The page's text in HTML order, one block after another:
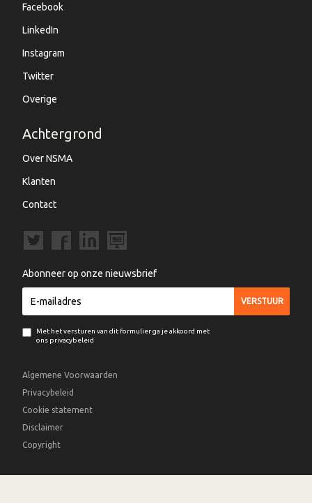
Facebook
LinkedIn
Instagram
Twitter
Overige
Achtergrond
Over NSMA
Klanten
Contact
Abonneer op onze nieuwsbrief
Met het versturen van dit formulier ga je akkoord met
ons privacybeleid
Algemene Voorwaarden
Privacybeleid
Cookie statement
Disclaimer
Copyright